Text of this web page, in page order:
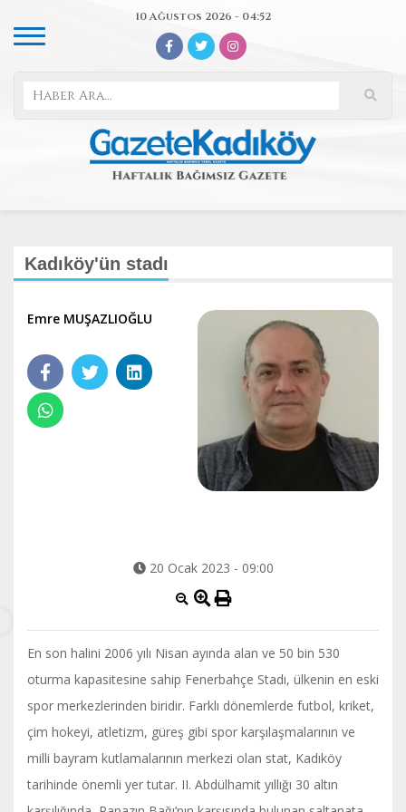
10 Ağustos 2026 - 04:52
Kadıköy'ün stadı
Emre MUŞAZLIOĞLU
20 Ocak 2023 - 09:00
En son halini 2006 yılı Nisan ayında alan ve 50 bin 530
oturma kapasitesine sahip Fenerbahçe Stadı, ülkenin en eski
spor merkezlerinden biridir. Farklı dönemlerde futbol, kriket,
çim hokeyi, atletizm, güreş gibi spor karşılaşmalarının ve
milli bayram kutlamalarının merkezi olan stat, Kadıköy
tarihinde önemli yer tutar. II. Abdülhamit yıllığı 30 altın